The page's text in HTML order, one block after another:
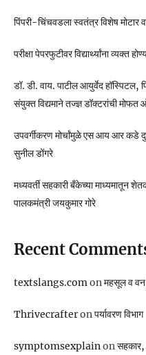
पिंपरी-चिंचवडला स्वतंत्र विशेष मोटार
परीक्षा पेपरफुटीवर विद्यार्थ्यांना व्यक्त
डॉ. डी. वाय. पाटील आयुर्वेद हॉस्पिटल,
संयुक्त विद्यमाने तज्ज्ञ डॉक्टरांची
उपवर्गीकरण मोर्चांमुळे एस आय आर कडे
सुनील डोंगरे
मध्यवर्ती सहकारी बँकेच्या माध्यमातून
पालकमंत्री जयकुमार गोरे
Recent
textslangs.comonमहसूल व वन
Thrivecrafteronपर्यावरण विभाग
symptomsexplainonसहकार,